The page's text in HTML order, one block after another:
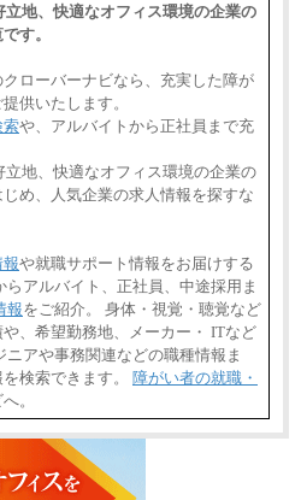
地、快適なオフィス環境の企業の
す。
クローバーナビなら、充実した障が
供いたします。
索や、アルバイトから正社員まで充
地、快適なオフィス環境の企業の
め、人気企業の求人情報を探すな
や就職サポート情報をお届けする
アルバイト、正社員、中途採用ま
報をご紹介。 身体・視覚・聴覚など
、希望勤務地、メーカー・ ITなど
アや事務関連などの職種情報ま
検索できます。 障がい者の就職・
。